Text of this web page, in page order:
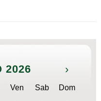
2026 ›
Ven Sab Dom